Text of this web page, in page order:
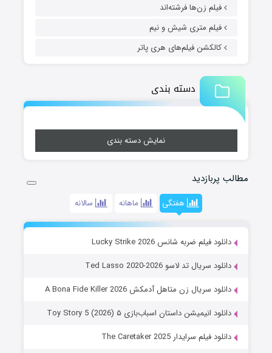
فیلم زن‌ها فرشته‌اند
فیلم متری شیش و نیم
کالکشن فیلم‌های هری پاتر
دسته بندی
نمایش دسته بندی
مطالب پربازدید
هفتگی ماهانه سالانه
دانلود فیلم ضربه شانس Lucky Strike 2026
دانلود سریال تد لاسو Ted Lasso 2020-2026
دانلود سریال زن متاهل آدمکش A Bona Fide Killer 2026
دانلود انیمیشن داستان اسباب‌بازی ۵ Toy Story 5 (2026)
دانلود فیلم سرایدار The Caretaker 2025